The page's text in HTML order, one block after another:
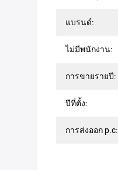
แบรนด์:
ไม่มีพนักงาน:
การขายรายปี:
ปีที่ตั้ง:
การส่งออก p.c: